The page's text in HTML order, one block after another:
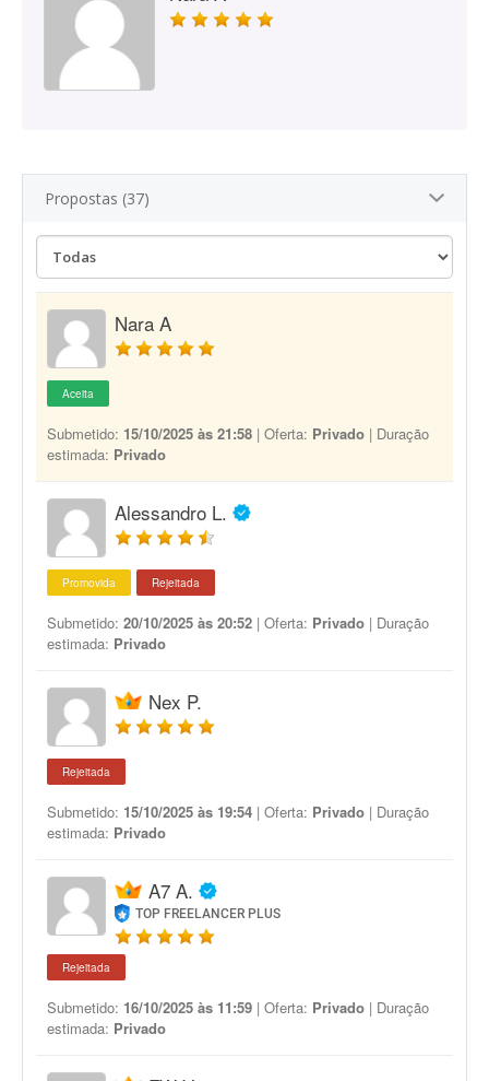
Propostas (37)
Nara A
Aceita
Submetido: 15/10/2025 às 21:58 | Oferta: Privado | Duração
estimada: Privado
Alessandro L.
Promovida Rejeitada
Submetido: 20/10/2025 às 20:52 | Oferta: Privado | Duração
estimada: Privado
Nex P.
Rejeitada
Submetido: 15/10/2025 às 19:54 | Oferta: Privado | Duração
estimada: Privado
A7 A.
TOP FREELANCER PLUS
Rejeitada
Submetido: 16/10/2025 às 11:59 | Oferta: Privado | Duração
estimada: Privado